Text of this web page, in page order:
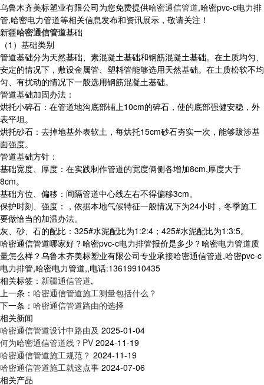
乌鲁木齐美标塑业有限公司为您免费提供哈密通信管道,哈密pvc-c电力排
管,哈密电力管道等相关信息发布和资讯展示，敬请关注！
新疆哈密通信管道基础
（1）基础类别
管道基础分为天然基础、素混凝土基础和钢筋混凝土基础。在土质均匀、
安定的情况下，敷设金属管、塑料管能够选用天然基础。在土质松软不均
匀、有扰动的情况下一般选用钢筋混凝土基础。
管道基础加固办法：
烘托小碎石：在管道地沟底部铺上10cm的碎石，使的底部强健安稳，外
表平坦。
烘托砂石：去掉地基外表软土，每烘托15cm砂石夯实一次，能够跋涉基
面强度。
管道基础方针：
基础宽度、厚度：在实践制作管道的宽度俩侧各增加8cm,厚度大于
8cm。
基础方位、偏移：间隔管道中心线左右不得偏移3cm。
保护时刻、强度：，依据本地气候特征一般情况下为24小时，冬季施工
要做恰当的加温办法。
灰、砂、石的配比：325#水泥配比为1:2:4；425#水泥配比为1:3:5。
哈密通信管道哪家好？哈密pvc-c电力排管报价是多少？哈密电力管道质
量怎么样？乌鲁木齐美标塑业有限公司专业承接哈密通信管道,哈密pvc-c
电力排管,哈密电力管道,,电话:13619910435
相关标签： 新疆通信管道,
上一条： 哈密通信管道施工测量包括什么？
下一条： 哈密通信管道路由的选择
相关新闻
哈密通信管道设计中路由及 2025-01-04
何为哈密通信管道线？PV 2024-11-19
哈密通信管道施工规范？ 2024-11-19
哈密通信管道施工就这点事 2024-07-06
相关产品